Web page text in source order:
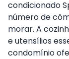
condicionado
número de
morar. A
e utensílios
condomínio